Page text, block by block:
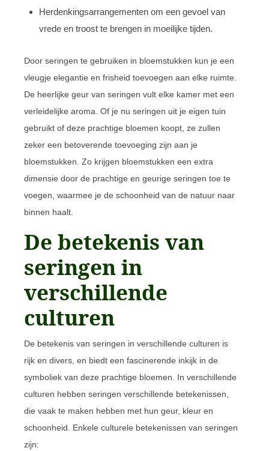
Herdenkingsarrangementen om een gevoel van
vrede en troost te brengen in moeilijke tijden.
Door seringen te gebruiken in bloemstukken kun je een
vleugje elegantie en frisheid toevoegen aan elke ruimte.
De heerlijke geur van seringen vult elke kamer met een
verleidelijke aroma. Of je nu seringen uit je eigen tuin
gebruikt of deze prachtige bloemen koopt, ze zullen
zeker een betoverende toevoeging zijn aan je
bloemstukken. Zo krijgen bloemstukken een extra
dimensie door de prachtige en geurige seringen toe te
voegen, waarmee je de schoonheid van de natuur naar
binnen haalt.
De betekenis van
seringen in
verschillende
culturen
De betekenis van seringen in verschillende culturen is
rijk en divers, en biedt een fascinerende inkijk in de
symboliek van deze prachtige bloemen. In verschillende
culturen hebben seringen verschillende betekenissen,
die vaak te maken hebben met hun geur, kleur en
schoonheid. Enkele culturele betekenissen van seringen
zijn: